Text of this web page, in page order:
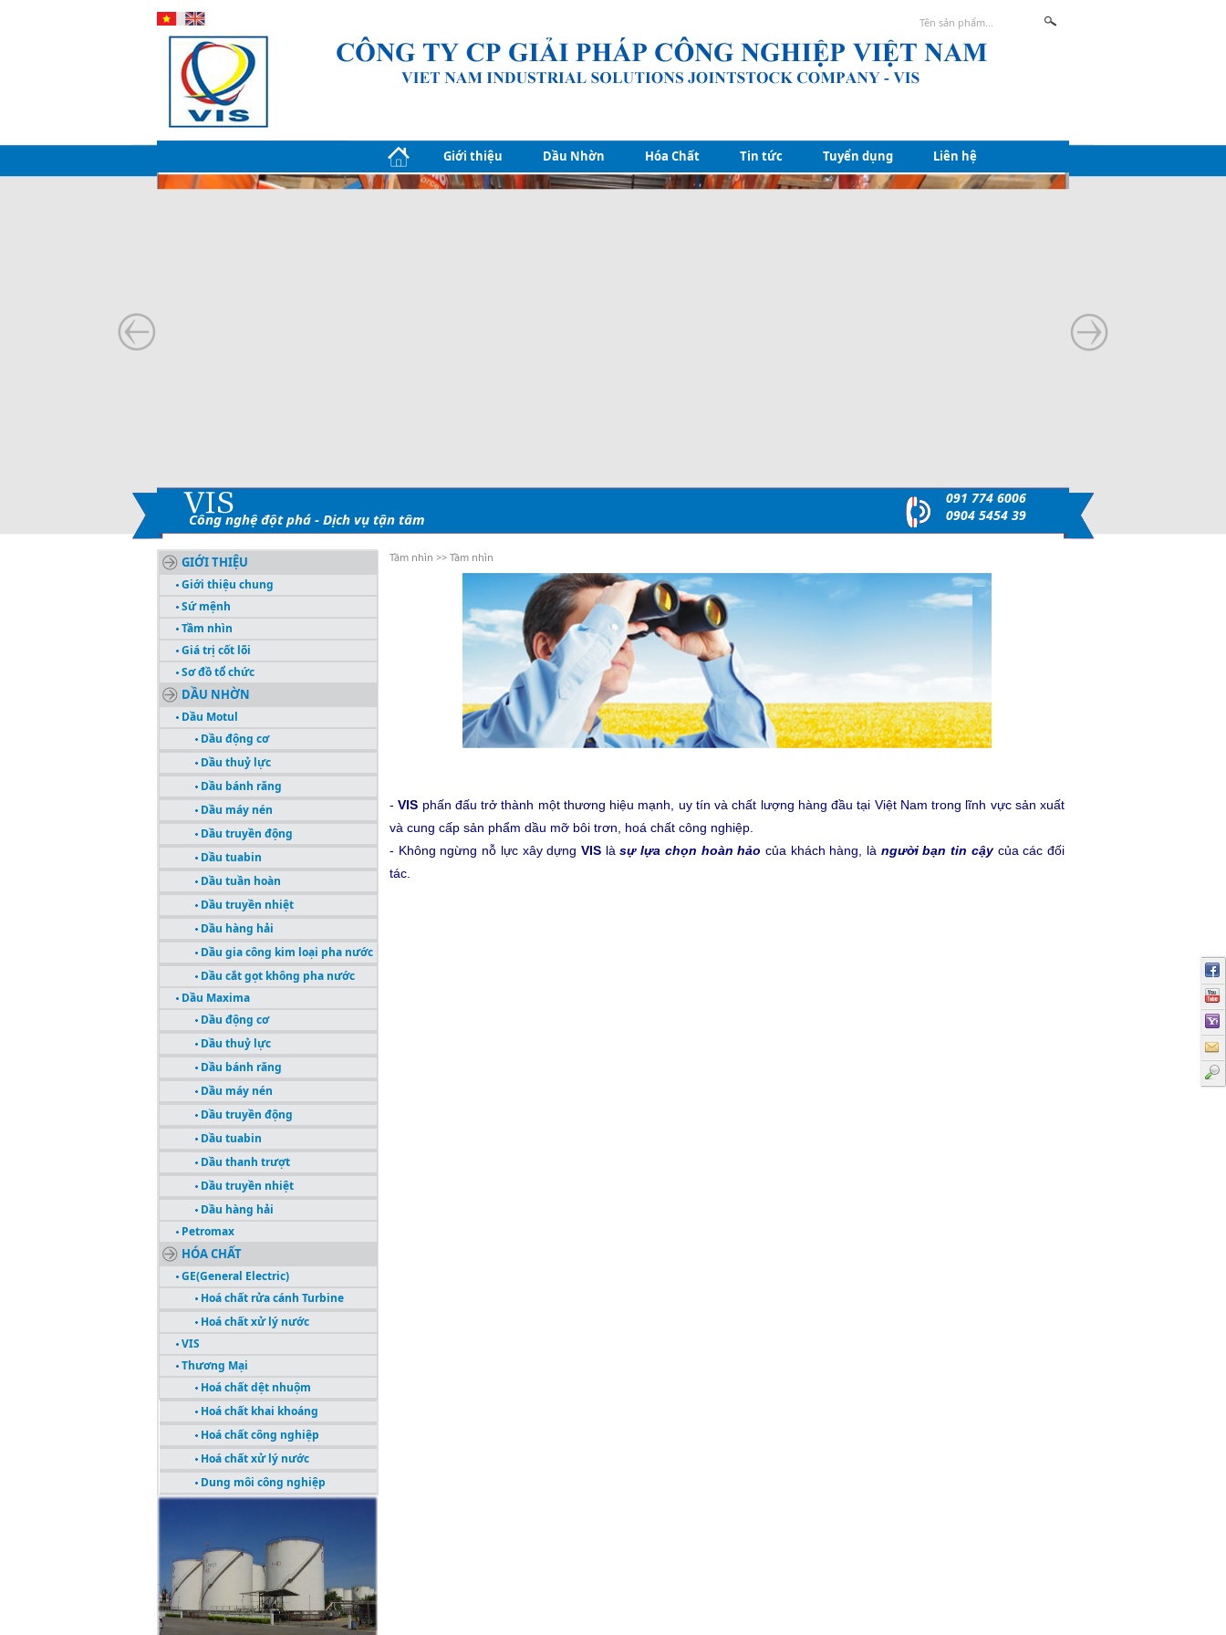
Giới thiệu Dầu Nhờn Hóa Chất Tin tức Tuyển dụng Liên hệ
Công nghệ đột phá - Dịch vụ tận tâm
091 774 6006
0904 5454 39
GIỚI THIỆU
Giới thiệu chung
Sứ mệnh
Tầm nhìn
Giá trị cốt lõi
Sơ đồ tổ chức
DẦU NHỜN
Dầu Motul
Dầu động cơ
Dầu thuỷ lực
Dầu bánh răng
Dầu máy nén
Dầu truyền động
Dầu tuabin
Dầu tuần hoàn
Dầu truyền nhiệt
Dầu hàng hải
Dầu gia công kim loại pha nước
Dầu cắt gọt không pha nước
Dầu Maxima
Dầu động cơ
Dầu thuỷ lực
Dầu bánh răng
Dầu máy nén
Dầu truyền động
Dầu tuabin
Dầu thanh trượt
Dầu truyền nhiệt
Dầu hàng hải
Petromax
HÓA CHẤT
GE(General Electric)
Hoá chất rửa cánh Turbine
Hoá chất xử lý nước
VIS
Thương Mại
Hoá chất dệt nhuộm
Hoá chất khai khoáng
Hoá chất công nghiệp
Hoá chất xử lý nước
Dung môi công nghiệp
CÔNG TRÌNH TIÊU BIỂU
Tầm nhìn >> Tầm nhìn
-VIS phấn đấu trở thành một thương hiệu mạnh, uy tín và chất lượng hàng đầu tại Việt Nam trong lĩnh vực sản xuất
và cung cấp sản phẩm dầu mỡ bôi trơn, hoá chất công nghiệp.
- Không ngừng nỗ lực xây dựng VISlàsự lựa chọn hoàn hảo của khách hàng, là người bạn tin cậycủa các đối
tác.